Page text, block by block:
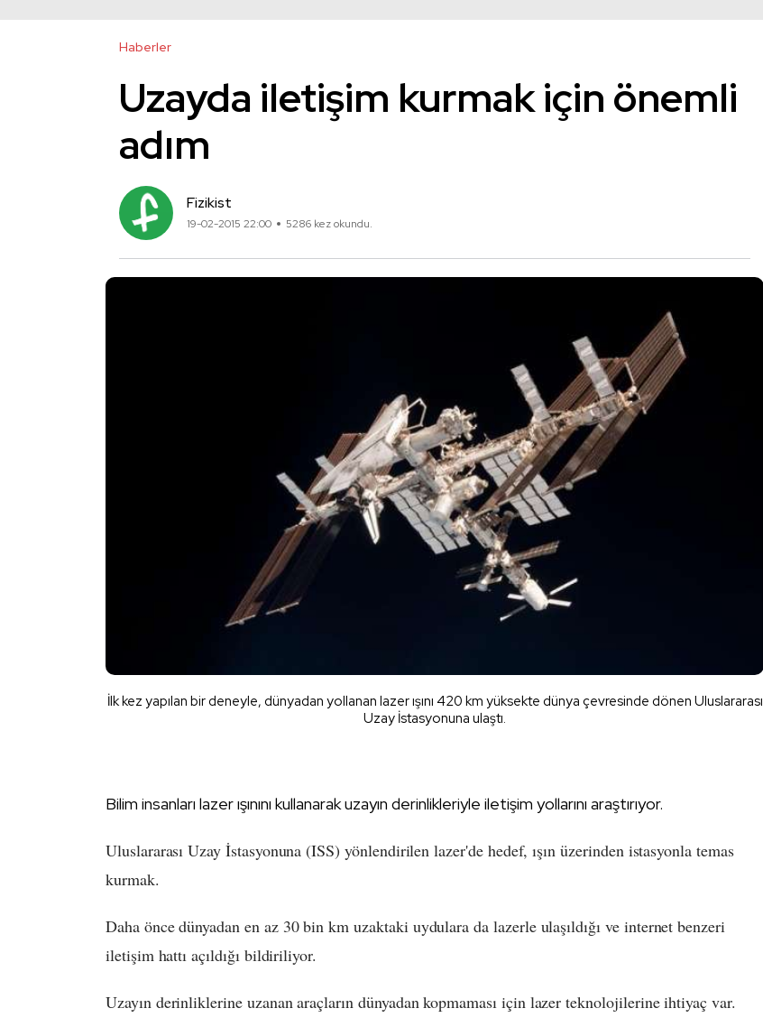
Haberler
Uzayda iletişim kurmak için önemli
adım
Fizikist
19-02-2015 22:00 5286 kez okundu.
İlk kez yapılan bir deneyle, dünyadan yollanan lazer ışını 420 km yüksekte dünya çevresinde dönen Uluslararası
Uzay İstasyonuna ulaştı.
Bilim insanları lazer ışınını kullanarak uzayın derinlikleriyle iletişim yollarını araştırıyor.
Uluslararası Uzay İstasyonuna (ISS) yönlendirilen lazer'de hedef, ışın üzerinden istasyonla temas
kurmak.
Daha önce dünyadan en az 30 bin km uzaktaki uydulara da lazerle ulaşıldığı ve internet benzeri
iletişim hattı açıldığı bildiriliyor.
Uzayın derinliklerine uzanan araçların dünyadan kopmaması için lazer teknolojilerine ihtiyaç var.